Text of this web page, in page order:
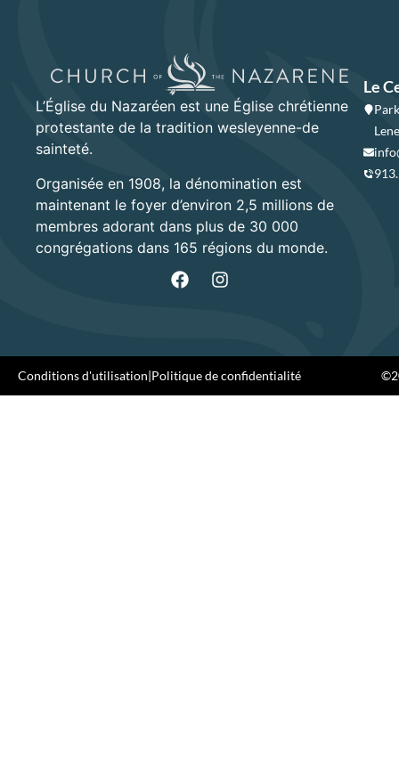
L’Église du Nazaréen est une Église chrétienne
protestante de la tradition wesleyenne-de
sainteté.
Organisée en 1908, la dénomination est
maintenant le foyer d’environ 2,5 millions de
membres adorant dans plus de 30 000
congrégations dans 165 régions du monde.
Le
Conditions d'utilisation|Politique de confidentialité